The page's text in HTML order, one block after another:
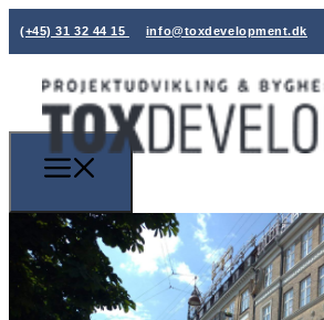
(+45) 31 32 44 15 info@toxdevelopment.dk